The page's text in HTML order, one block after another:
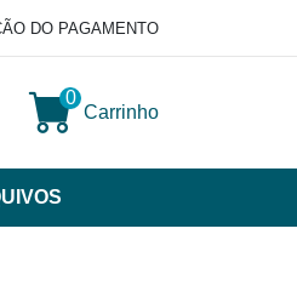
DO PAGAMENTO
0
Carrinho